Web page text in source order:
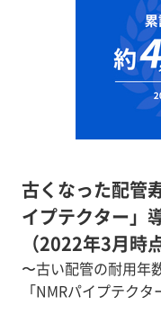
古くなった配管
イプテクター」
（2022年3月時点
〜古い配管の耐用年
「NMRパイプテクタ